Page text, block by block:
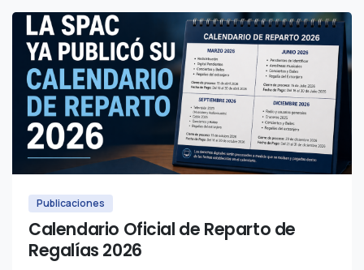
Publicaciones
Calendario Oficial de Reparto de
Regalías 2026